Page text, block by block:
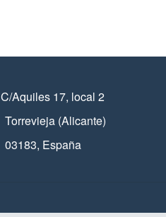
C/Aquiles 17, local 2
Torrevieja (Alicante)
03183, España